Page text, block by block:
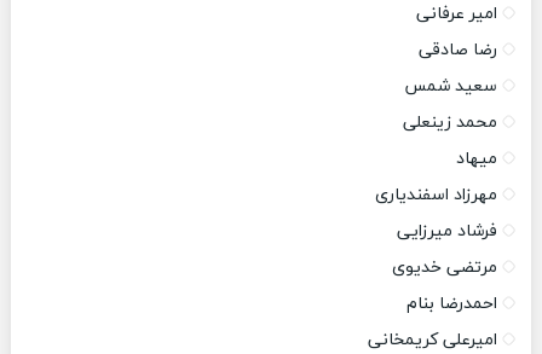
امیر عرفانی
رضا صادقی
سعید شمس
محمد زینعلی
میهاد
مهرزاد اسفندیاری
فرشاد میرزایی
مرتضی خدیوی
احمدرضا بنام
امیرعلی کریمخانی